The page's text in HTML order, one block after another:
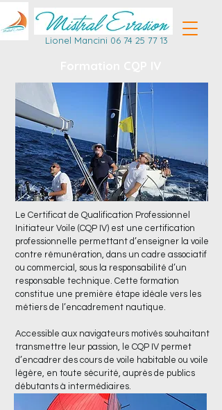
Lionel Mancini 06 74 25 77 13
Le Certificat de Qualification Professionnel
Initiateur Voile (CQP IV) est une certification
professionnelle permettant d’enseigner la voile
contre rémunération, dans un cadre associatif
ou commercial, sous la responsabilité d’un
responsable technique. Cette formation
constitue une première étape idéale vers les
métiers de l’encadrement nautique.
Accessible aux navigateurs motivés souhaitant
transmettre leur passion, le CQP IV permet
d’encadrer des cours de voile habitable ou voile
légère, en toute sécurité, auprès de publics
débutants à intermédiaires.